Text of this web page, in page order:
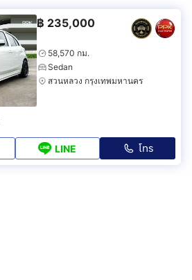
฿ 235,000
58,570 กม.
Sedan
สวนหลวง กรุงเทพมหานคร
LINE โทร